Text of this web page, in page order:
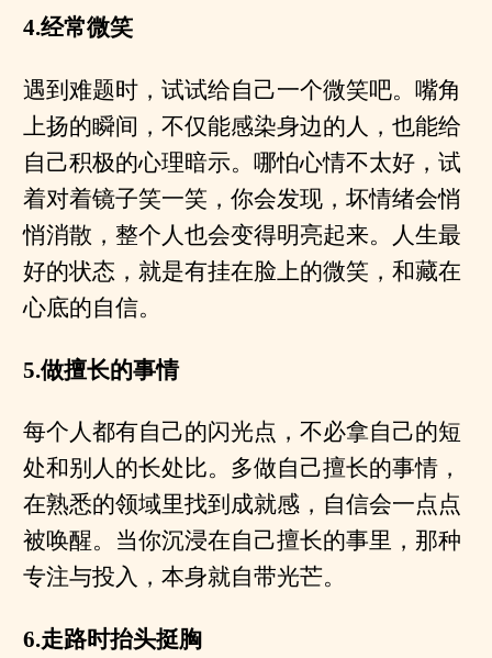
4.经常微笑
遇到难题时，试试给自己一个微笑吧。嘴角
上扬的瞬间，不仅能感染身边的人，也能给
自己积极的心理暗示。哪怕心情不太好，试
着对着镜子笑一笑，你会发现，坏情绪会悄
悄消散，整个人也会变得明亮起来。人生最
好的状态，就是有挂在脸上的微笑，和藏在
心底的自信。
5.做擅长的事情
每个人都有自己的闪光点，不必拿自己的短
处和别人的长处比。多做自己擅长的事情，
在熟悉的领域里找到成就感，自信会一点点
被唤醒。当你沉浸在自己擅长的事里，那种
专注与投入，本身就自带光芒。
6.走路时抬头挺胸